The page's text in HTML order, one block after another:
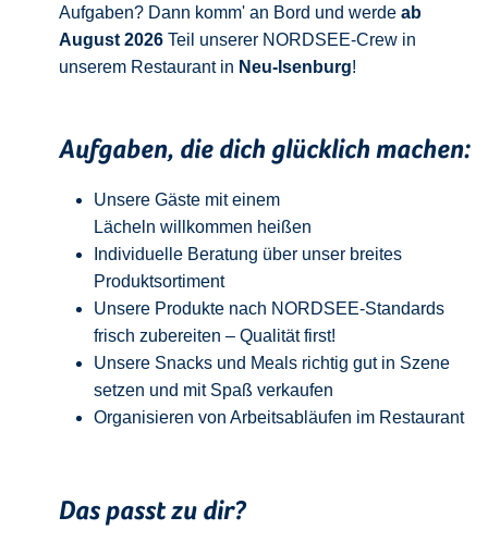
Aufgaben? Dann komm' an Bord und werde ab
August 2026 Teil unserer NORDSEE-Crew in
unserem Restaurant in Neu-Isenburg!
Aufgaben, die dich glücklich machen:
Unsere Gäste mit einem
Lächeln willkommen heißen
Individuelle Beratung über unser breites
Produktsortiment
Unsere Produkte nach NORDSEE-Standards
frisch zubereiten – Qualität first!
Unsere Snacks und Meals richtig gut in Szene
setzen und mit Spaß verkaufen
Organisieren von Arbeitsabläufen im Restaurant
Das passt zu dir?